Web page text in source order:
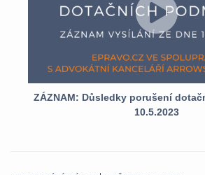
ZÁZNAM: Důsledky porušení
10.5.2023